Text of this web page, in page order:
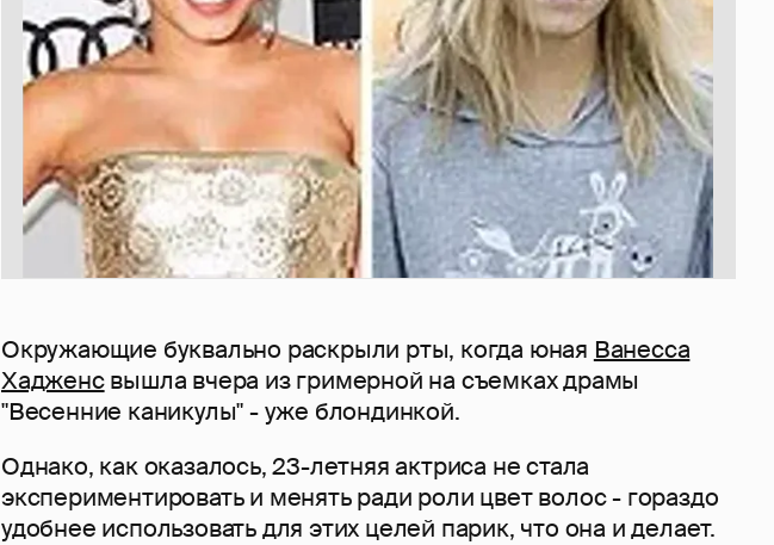
Окружающие буквально раскрыли рты, когда юная Ванесса
Хадженсвышла вчера из гримерной на съемках драмы
"Весенние каникулы" - уже блондинкой.
Однако, как оказалось, 23-летняя актриса не стала
экспериментировать и менять ради роли цвет волос - гораздо
удобнее использовать для этих целей парик, что она и делает.